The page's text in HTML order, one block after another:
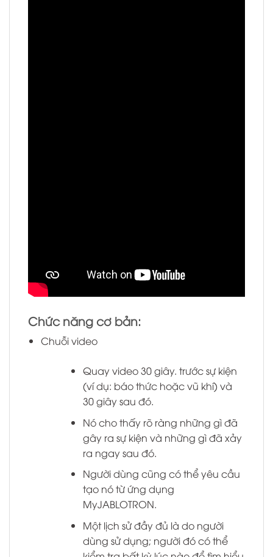
Chức năng cơ bản:
Chuỗi video
Quay video 30 giây. trước sự kiện
(ví dụ: báo thức hoặc vũ khí) và
30 giây sau đó.
Nó cho thấy rõ ràng những gì đã
gây ra sự kiện và những gì đã xảy
ra ngay sau đó.
Người dùng cũng có thể yêu cầu
tạo nó từ ứng dụng
MyJABLOTRON.
Một lịch sử đầy đủ là do người
dùng sử dụng; người đó có thể